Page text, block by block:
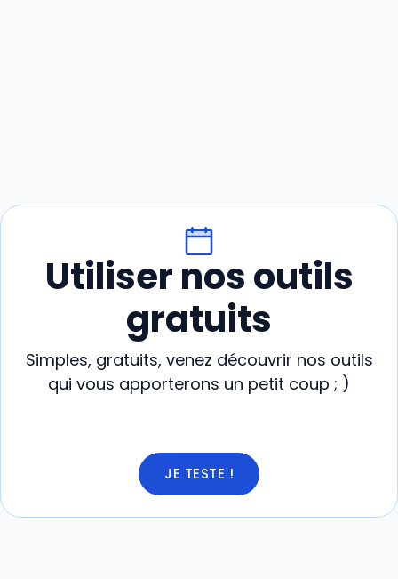
Utiliser nos outils
gratuits
Simples, gratuits, venez découvrir nos outils
qui vous apporterons un petit coup ; )
JE TESTE !